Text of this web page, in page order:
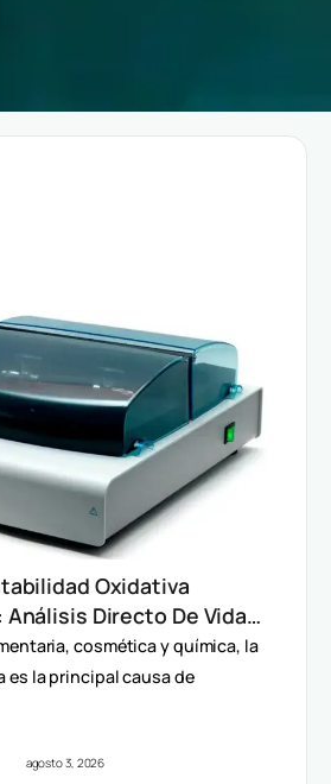
Oxidativa
Análisis Directo De Vida
De Grasa
cosmética y química, la
es la principal causa de
agosto 3, 2026